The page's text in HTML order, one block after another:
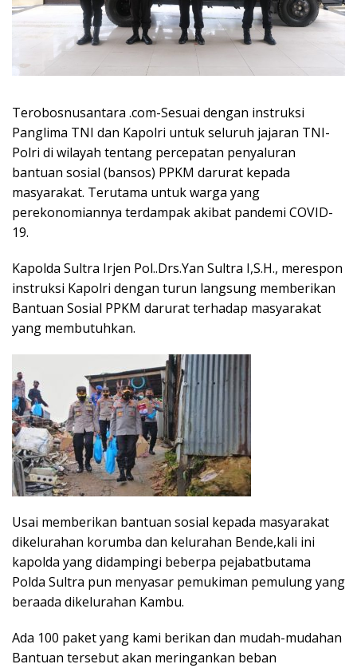
Terobosnusantara .com-Sesuai dengan instruksi
Panglima TNI dan Kapolri untuk seluruh jajaran TNI-
Polri di wilayah tentang percepatan penyaluran
bantuan sosial (bansos) PPKM darurat kepada
masyarakat. Terutama untuk warga yang
perekonomiannya terdampak akibat pandemi COVID-
19.
Kapolda Sultra Irjen Pol..Drs.Yan Sultra I,S.H., merespon
instruksi Kapolri dengan turun langsung memberikan
Bantuan Sosial PPKM darurat terhadap masyarakat
yang membutuhkan.
Usai memberikan bantuan sosial kepada masyarakat
dikelurahan korumba dan kelurahan Bende,kali ini
kapolda yang didampingi beberpa pejabatbutama
Polda Sultra pun menyasar pemukiman pemulung yang
beraada dikelurahan Kambu.
Ada 100 paket yang kami berikan dan mudah-mudahan
Bantuan tersebut akan meringankan beban